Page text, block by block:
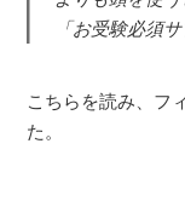
「お受験必須
こちらを読み、フ
た。